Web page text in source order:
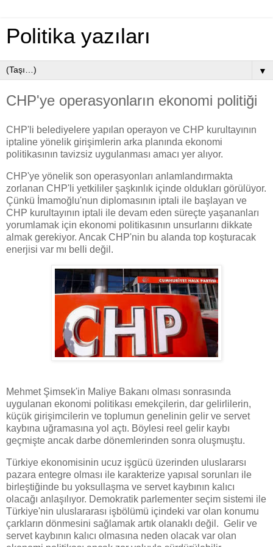
Politika yazıları
▼
CHP'ye operasyonların ekonomi politiği
CHP'li belediyelere yapılan operayon ve CHP kurultayının
iptaline yönelik girişimlerin arka planında ekonomi
politikasının tavizsiz uygulanması amacı yer alıyor.
CHP'ye yönelik son operasyonları anlamlandırmakta
zorlanan CHP'li yetkililer şaşkınlık içinde oldukları görülüyor.
Çünkü İmamoğlu'nun diplomasının iptali ile başlayan ve
CHP kurultayının iptali ile devam eden süreçte yaşananları
yorumlamak için ekonomi politikasının unsurlarını dikkate
almak gerekiyor. Ancak CHP'nin bu alanda top koşturacak
enerjisi var mı belli değil.
Mehmet Şimsek'in Maliye Bakanı olması sonrasında
uygulanan ekonomi politikası emekçilerin, dar gelirlilerin,
küçük girişimcilerin ve toplumun genelinin gelir ve servet
kaybına uğramasına yol açtı. Böylesi reel gelir kaybı
geçmişte ancak darbe dönemlerinden sonra oluşmuştu.
Türkiye ekonomisinin ucuz işgücü üzerinden uluslararsı
pazara entegre olması ile karakterize yapısal sorunları ile
birleştiğinde bu yoksullaşma ve servet kaybının kalıcı
olacağı anlaşılıyor. Demokratik parlementer seçim sistemi ile
Türkiye'nin uluslararası işbölümü içindeki var olan konumu
çarkların dönmesini sağlamak artık olanaklı değil. Gelir ve
servet kaybının kalıcı olmasına neden olacak var olan